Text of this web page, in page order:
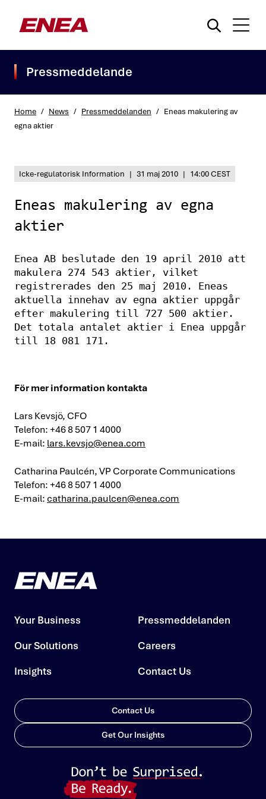
Pressmeddelande
Home / News / Pressmeddelanden / Eneas makulering av
egna aktier
Icke-regulatorisk Information | 31 maj 2010 | 14:00 CEST
Eneas makulering av egna
aktier
Enea AB beslutade den 19 april 2010 att
makulera 274 543 aktier, vilket
registrerades den 25 maj 2010. Eneas
aktuella innehav av egna aktier uppgår
efter makulering till 727 500 aktier.
Det totala antalet aktier i Enea uppgår
till 18 081 171.
För mer information kontakta
Lars Kevsjö, CFO
Telefon: +46 8 507 1 4000
E-mail: lars.kevsjo@enea.com
Catharina Paulcén, VP Corporate Communications
Telefon: +46 8 507 1 4000
E-mail: catharina.paulcen@enea.com
Your Business
Our Solutions
Insights
Pressmeddelanden
Careers
Contact Us
Contact Us
Get Our Insights